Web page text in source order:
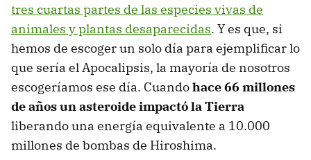
tres cuartas partes de las especies vivas de
animales y plantas desaparecidas. Y es que, si
hemos de escoger un solo día para ejemplificar lo
que sería el Apocalipsis, la mayoría de nosotros
escogeríamos ese día. Cuandohace 66 millones
de años un asteroide impactó la Tierra
liberando una energía equivalente a 10.000
millones de bombas de Hiroshima.